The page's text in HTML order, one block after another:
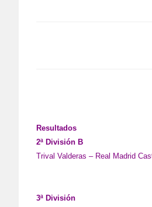
Resultados
2ª División B
Trival Valderas – Real Madrid
3ª División